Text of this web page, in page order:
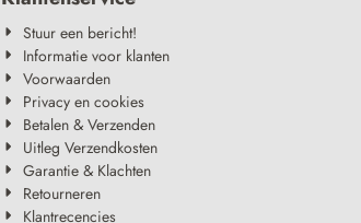
Stuur een bericht!
Informatie voor klanten
Voorwaarden
Privacy en cookies
Betalen & Verzenden
Uitleg Verzendkosten
Garantie & Klachten
Retourneren
Klantrecencies